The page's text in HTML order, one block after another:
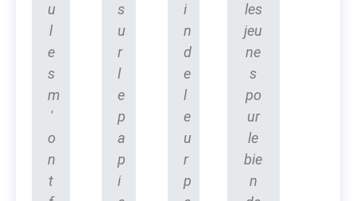
u
l
e
s
m
'
o
n
t
s
u
r
l
e
p
a
p
i
i
n
d
e
l
e
u
r
p
les
jeu
ne
s
po
ur
le
bie
n